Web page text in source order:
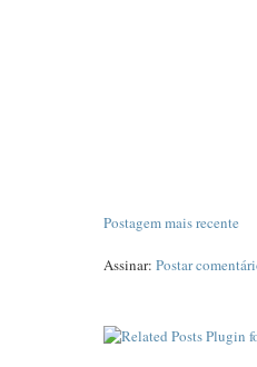
Postagem mais recente
Assinar: Postar